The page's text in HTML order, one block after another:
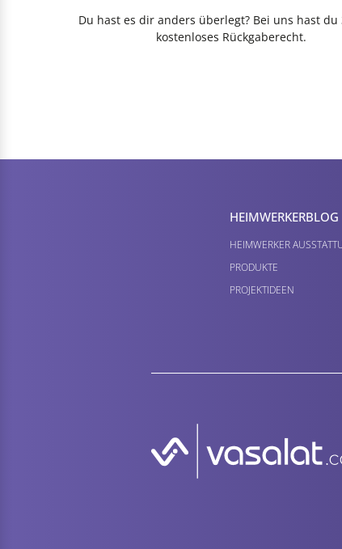
Du hast es dir anders überlegt? Bei uns hast du
kostenloses Rückgaberecht.
HEIMWERKER­BLOG
HEIMWERKER
PRODUKTE
PROJEKTIDEEN